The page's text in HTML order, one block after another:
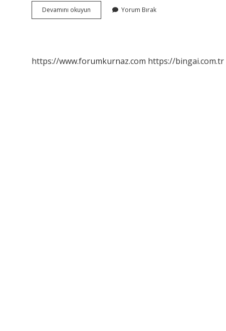
Devamını okuyun Korkmaz
Hangi
Yorum Bırak
https://www.forumkurnaz.com https://bingai.com.tr